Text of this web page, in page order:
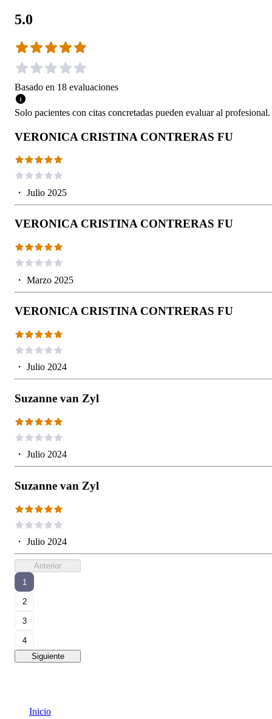
5.0
Basado en 18 evaluaciones
Solo pacientes con citas concretadas pueden evaluar al profesional.
VERONICA CRISTINA CONTRERAS FU
・ Julio 2025
VERONICA CRISTINA CONTRERAS FU
・ Marzo 2025
VERONICA CRISTINA CONTRERAS FU
・ Julio 2024
Suzanne van Zyl
・ Julio 2024
Suzanne van Zyl
・ Julio 2024
Anterior
1
2
3
4
Siguiente
Inicio